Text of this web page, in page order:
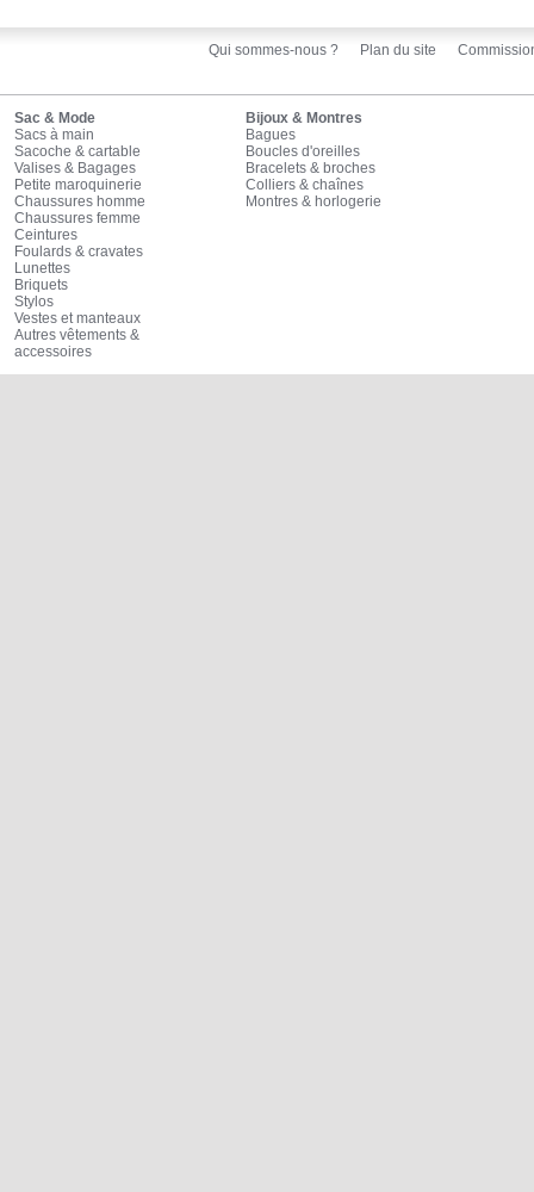
Qui sommes-nous ? Plan du site
Sac & Mode
Sacs à main
Sacoche & cartable
Valises & Bagages
Petite maroquinerie
Chaussures homme
Chaussures femme
Ceintures
Foulards & cravates
Lunettes
Briquets
Stylos
Vestes et manteaux
Autres vêtements &
accessoires
Bijoux & Montres
Bagues
Boucles d'oreilles
Bracelets & broches
Colliers & chaînes
Montres & horlogerie